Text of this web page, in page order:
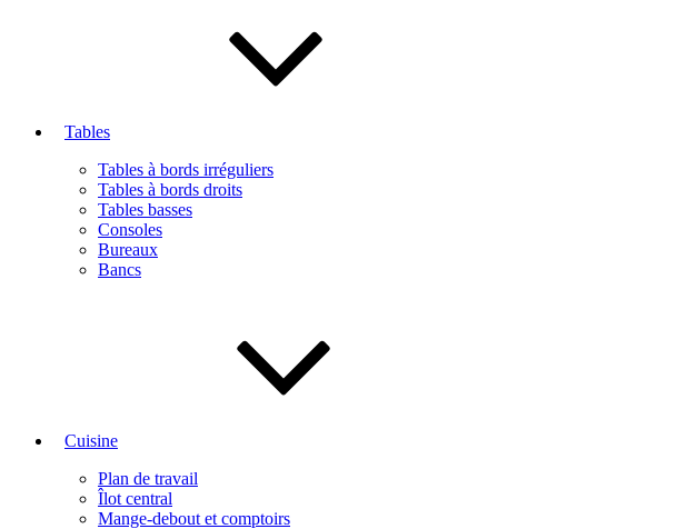
Tables
Tables à bords irréguliers
Tables à bords droits
Tables basses
Consoles
Bureaux
Bancs
Cuisine
Plan de travail
Îlot central
Mange-debout et comptoirs